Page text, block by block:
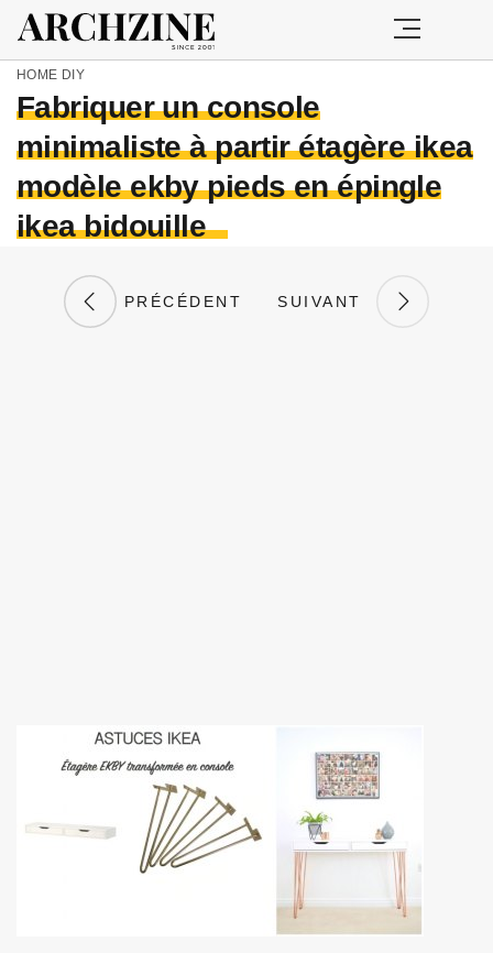
HOME DIY
Fabriquer un console
minimaliste à partir étagère ikea
modèle ekby pieds en épingle
ikea bidouille
PRÉCÉDENT SUIVANT